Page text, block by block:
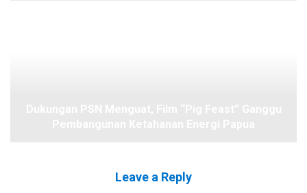
Leave a Reply